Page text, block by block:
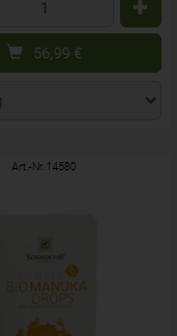
56,99 €
Art.-Nr. 14580